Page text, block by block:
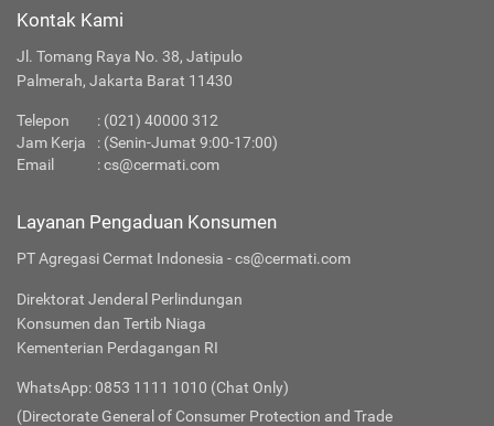
Kontak Kami
Jl. Tomang Raya No. 38, Jatipulo
Palmerah, Jakarta Barat 11430
Telepon : (021) 40000 312
Jam Kerja
: (Senin-Jumat 9:00-17:00)
Email
:cs@cermati.com
Layanan Pengaduan Konsumen
PT Agregasi Cermat Indonesia - cs@cermati.com
Direktorat Jenderal Perlindungan
Konsumen dan Tertib Niaga
Kementerian Perdagangan RI
WhatsApp: 0853 1111 1010 (Chat Only)
(Directorate General of Consumer Protection and Trade